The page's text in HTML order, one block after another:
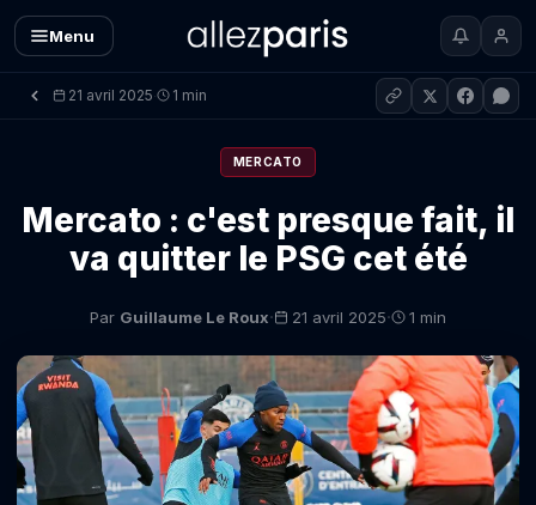
Menu
21 avril 2025· 1 min
MERCATO
Mercato : c'est presque fait, il
va quitter le PSG cet été
Par Guillaume Le Roux· 21 avril 2025· 1 min